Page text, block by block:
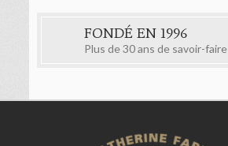
FONDÉ EN 1996
Plus de 30 ans de savoir-faire